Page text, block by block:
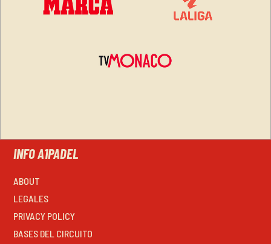
INFO A1PADEL
ABOUT
LEGALES
PRIVACY POLICY
BASES DEL CIRCUITO